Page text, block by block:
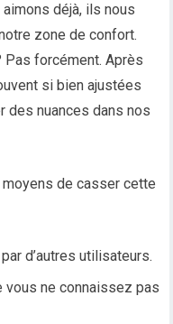
déjà, ils nous
zone de confort.
Pas forcément. Après
si bien ajustées
des nuances dans nos
de casser cette
d’autres utilisateurs.
vous ne connaissez pas